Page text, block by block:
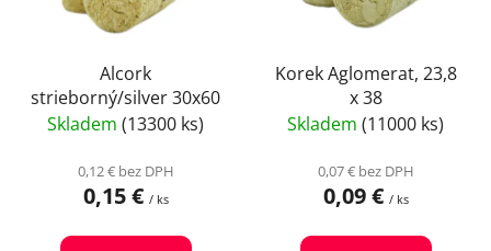
Alcork
strieborný/silver 30x60
Skladem (13300 ks)
0,12 € bez DPH
0,15 € / ks
Korek Aglomerat, 23,8
x 38
Skladem (11000 ks)
0,07 € bez DPH
0,09 € / ks